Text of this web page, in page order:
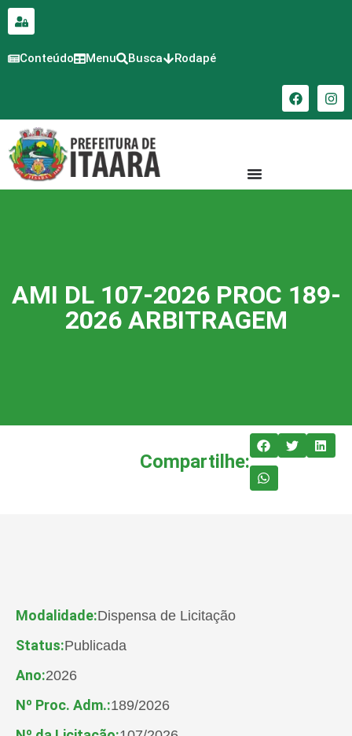
conteúdo
Conteúdo Menu Busca Rodapé
AMI DL 107-2026 PROC 189-
2026 ARBITRAGEM
Compartilhe:
Modalidade:Dispensa de Licitação
Status:Publicada
Ano:2026
Nº Proc. Adm.:189/2026